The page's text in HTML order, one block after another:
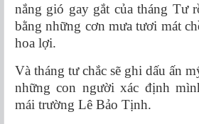
nắng gió gay gắt của tháng Tư
bằng những cơn mưa tươi mát
hoa lợi.
Và tháng tư chắc sẽ ghi dấu ấn
những con người xác định
mái trường Lê Bảo Tịnh.